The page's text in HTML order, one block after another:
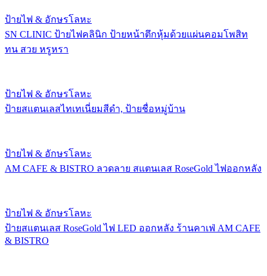
ป้ายไฟ & อักษรโลหะ
SN CLINIC ป้ายไฟคลินิก ป้ายหน้าตึกหุ้มด้วยแผ่นคอมโพสิท
ทน สวย หรูหรา
ป้ายไฟ & อักษรโลหะ
ป้ายสแตนเลสไทเทเนี่ยมสีดำ, ป้ายชื่อหมู่บ้าน
ป้ายไฟ & อักษรโลหะ
AM CAFE & BISTRO ลวดลาย สแตนเลส RoseGold ไฟออกหลัง
ป้ายไฟ & อักษรโลหะ
ป้ายสแตนเลส RoseGold ไฟ LED ออกหลัง ร้านคาเฟ่ AM CAFE
& BISTRO